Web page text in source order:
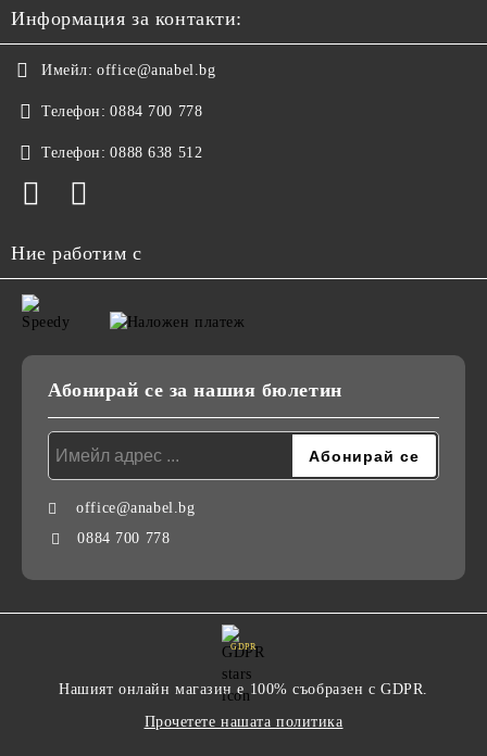
Информация за контакти:
Имейл: office@anabel.bg
Телефон: 0884 700 778
Телефон: 0888 638 512
Ние работим с
Абонирай се за нашия бюлетин
office@anabel.bg
0884 700 778
GDPR
Нашият онлайн магазин е 100% съобразен с GDPR.
Прочетете нашата политика